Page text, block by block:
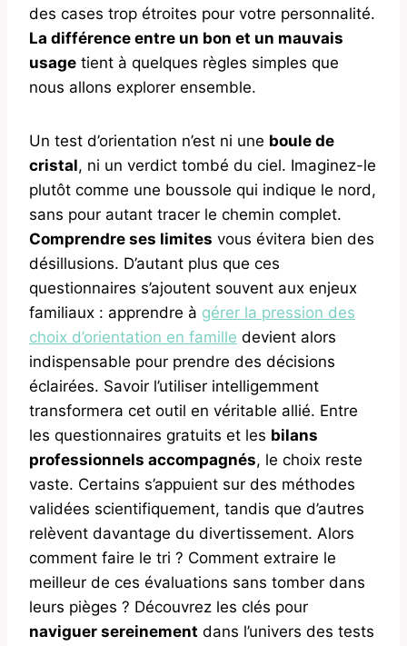
des cases trop étroites pour votre personnalité.
La différence entre un bon et un mauvais
usage tient à quelques règles simples que
nous allons explorer ensemble.
Un test d’orientation n’est ni une boule de
cristal, ni un verdict tombé du ciel. Imaginez-le
plutôt comme une boussole qui indique le nord,
sans pour autant tracer le chemin complet.
Comprendre ses limites vous évitera bien des
désillusions. D’autant plus que ces
questionnaires s’ajoutent souvent aux enjeux
familiaux : apprendre à gérer la pression des
choix d’orientation en famille devient alors
indispensable pour prendre des décisions
éclairées. Savoir l’utiliser intelligemment
transformera cet outil en véritable allié. Entre
les questionnaires gratuits et les bilans
professionnels accompagnés, le choix reste
vaste. Certains s’appuient sur des méthodes
validées scientifiquement, tandis que d’autres
relèvent davantage du divertissement. Alors
comment faire le tri ? Comment extraire le
meilleur de ces évaluations sans tomber dans
leurs pièges ? Découvrez les clés pour
naviguer sereinement dans l’univers des tests